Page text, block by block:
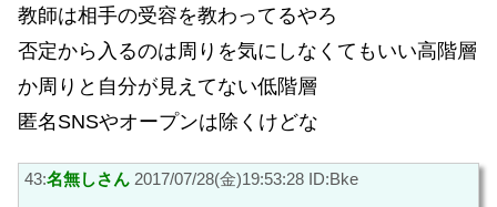
教師は相手の受容を教わってるやろ
否定から入るのは周りを気にしなくてもいい高階層
か周りと自分が見えてない低階層
匿名SNSやオープンは除くけどな
43:名無しさん 2017/07/28(金)19:53:28 ID:Bke